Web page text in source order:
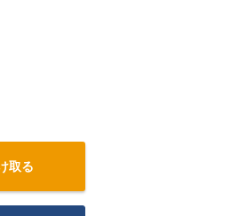
取る